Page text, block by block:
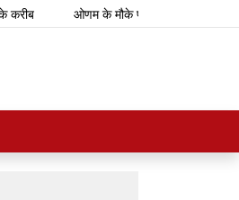
ओणम के मौके पर भारतीय रेलवे चलाएगा